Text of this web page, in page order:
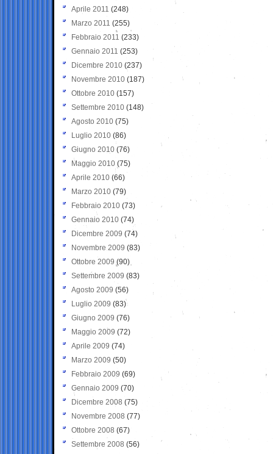
Aprile 2011 (248)
Marzo 2011 (255)
Febbraio 2011 (233)
Gennaio 2011 (253)
Dicembre 2010 (237)
Novembre 2010 (187)
Ottobre 2010 (157)
Settembre 2010 (148)
Agosto 2010 (75)
Luglio 2010 (86)
Giugno 2010 (76)
Maggio 2010 (75)
Aprile 2010 (66)
Marzo 2010 (79)
Febbraio 2010 (73)
Gennaio 2010 (74)
Dicembre 2009 (74)
Novembre 2009 (83)
Ottobre 2009 (90)
Settembre 2009 (83)
Agosto 2009 (56)
Luglio 2009 (83)
Giugno 2009 (76)
Maggio 2009 (72)
Aprile 2009 (74)
Marzo 2009 (50)
Febbraio 2009 (69)
Gennaio 2009 (70)
Dicembre 2008 (75)
Novembre 2008 (77)
Ottobre 2008 (67)
Settembre 2008 (56)